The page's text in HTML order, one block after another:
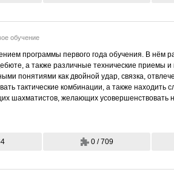
обучение
программы первого года обучения. В нём
а также различные технические приемы
понятиями как двойной удар, связка,
тактические комбинации, а также находить
шахматистов, желающих усовершенствовать
0 / 709